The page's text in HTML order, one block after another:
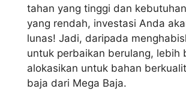
tahan yang tinggi dan
yang rendah, investasi Anda
lunas! Jadi, daripada
untuk perbaikan berulang, lebih
alokasikan untuk bahan
baja dari Mega Baja.